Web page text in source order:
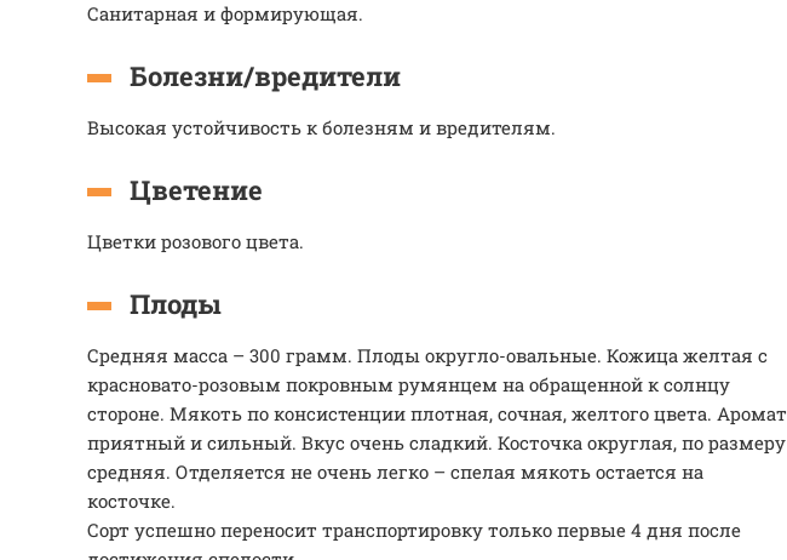
Санитарная и формирующая.
Болезни/вредители
Высокая устойчивость к болезням и вредителям.
Цветение
Цветки розового цвета.
Плоды
Средняя масса – 300 грамм. Плоды округло-овальные. Кожица желтая с
красновато-розовым покровным румянцем на обращенной к солнцу
стороне. Мякоть по консистенции плотная, сочная, желтого цвета. Аромат
приятный и сильный. Вкус очень сладкий. Косточка округлая, по размеру
средняя. Отделяется не очень легко – спелая мякоть остается на
косточке.
Сорт успешно переносит транспортировку только первые 4 дня после